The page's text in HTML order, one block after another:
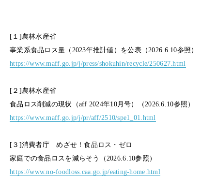
[１]農林水産省
事業系食品ロス量（2023年推計値）を公表（2026.6.10参照）
https://www.maff.go.jp/j/press/shokuhin/recycle/250627.html
[２]農林水産省
食品ロス削減の現状（aff 2024年10月号）（2026.6.10参照）
https://www.maff.go.jp/j/pr/aff/2510/spe1_01.html
[３]消費者庁 めざせ！食品ロス・ゼロ
家庭での食品ロスを減らそう（2026.6.10参照）
https://www.no-foodloss.caa.go.jp/eating-home.html